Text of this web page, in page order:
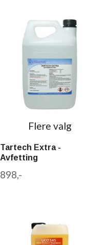
Flere valg
Tartech Extra -
Avfetting
898,-